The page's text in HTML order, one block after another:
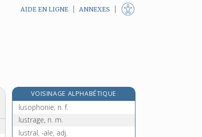
AIDE EN LIGNE ANNEXES
VOISINAGE ALPHABÉTIQUE
lusophone, adj.
lusophonie, n. f.
lustrage, n. m.
lustral, -ale, adj.